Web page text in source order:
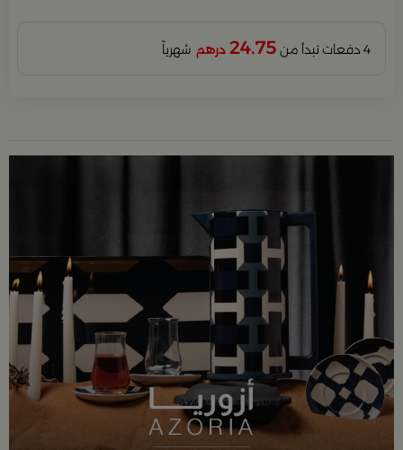
4 دفعات تبدأ من 24.75 درهم شهرياً